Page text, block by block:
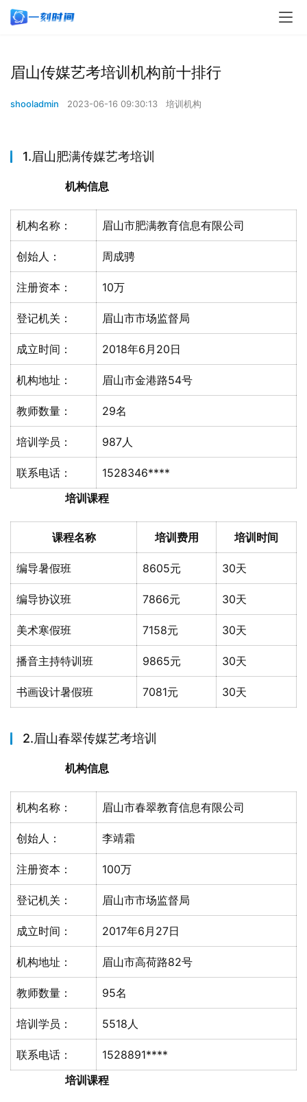
眉山传媒艺考培训机构前十排行
shooladmin 2023-06-16 09:30:13 培训机构
1.眉山肥满传媒艺考培训
机构信息
机构名称： 眉山市肥满教育信息有限公司
创始人： 周成骋
注册资本： 10万
登记机关： 眉山市市场监督局
成立时间： 2018年6月20日
机构地址： 眉山市金港路54号
教师数量： 29名
培训学员： 987人
联系电话：
1528346****
培训课程
课程名称 培训费用 培训时间
编导暑假班 8605元 30天
编导协议班 7866元 30天
美术寒假班 7158元 30天
播音主持特训班 9865元 30天
书画设计暑假班 7081元 30天
2.眉山春翠传媒艺考培训
机构信息
机构名称： 眉山市春翠教育信息有限公司
创始人： 李靖霜
注册资本： 100万
登记机关： 眉山市市场监督局
成立时间： 2017年6月27日
机构地址： 眉山市高荷路82号
教师数量： 95名
培训学员： 5518人
联系电话：
1528891****
培训课程